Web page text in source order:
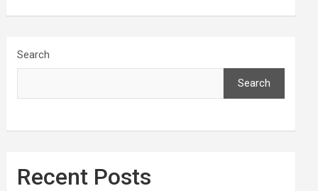
Search
Search
Recent Posts